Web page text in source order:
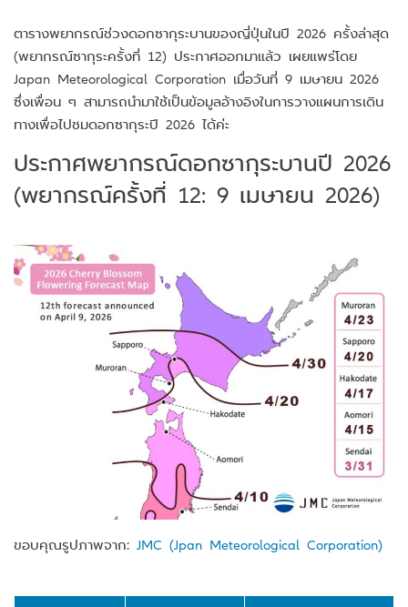
ตารางพยากรณ์ช่วงดอกซากุระบานของญี่ปุ่นในปี 2026 ครั้งล่าสุด
(พยากรณ์ซากุระครั้งที่ 12) ประกาศออกมาแล้ว เผยแพร่โดย
Japan Meteorological Corporation เมื่อวันที่ 9 เมษายน 2026
ซึ่งเพื่อน ๆ สามารถนำมาใช้เป็นข้อมูลอ้างอิงในการวางแผนการเดิน
ทางเพื่อไปชมดอกซากุระปี 2026 ได้ค่ะ
ประกาศพยากรณ์ดอกซากุระบานปี 2026
(พยากรณ์ครั้งที่ 12: 9 เมษายน 2026)
ขอบคุณรูปภาพจาก: JMC (Jpan Meteorological Corporation)